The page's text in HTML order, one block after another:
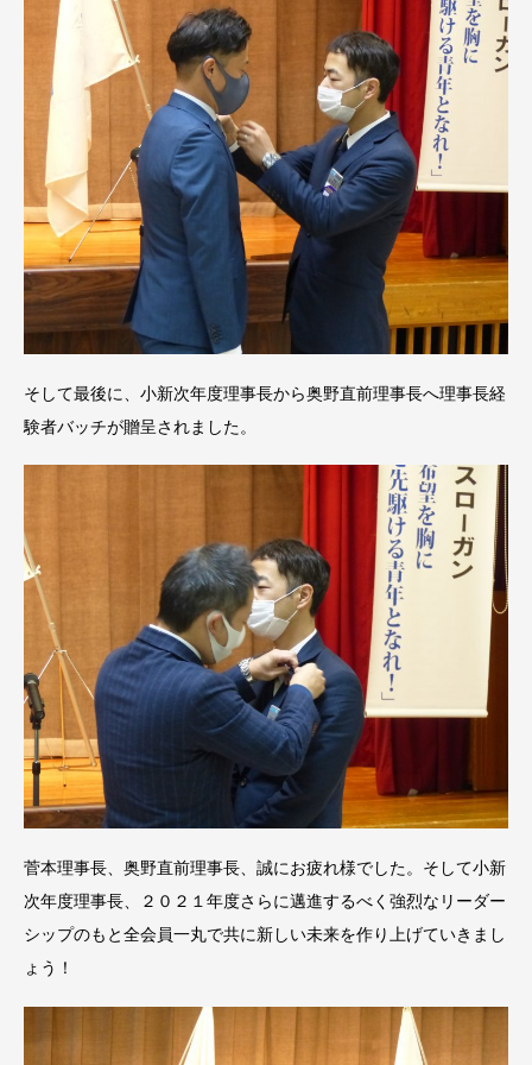
そして最後に、小新次年度理事長から奥野直前理事長へ理事長経
験者バッチが贈呈されました。
菅本理事長、奥野直前理事長、誠にお疲れ様でした。そして小新
次年度理事長、２０２１年度さらに邁進するべく強烈なリーダー
シップのもと全会員一丸で共に新しい未来を作り上げていきまし
ょう！